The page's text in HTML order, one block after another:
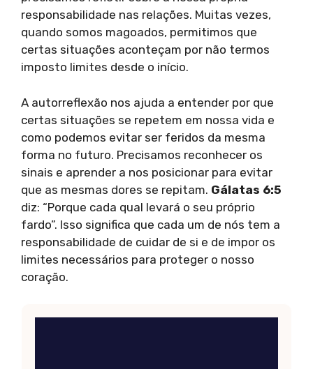
responsabilidade nas relações. Muitas vezes,
quando somos magoados, permitimos que
certas situações aconteçam por não termos
imposto limites desde o início.
A autorreflexão nos ajuda a entender por que
certas situações se repetem em nossa vida e
como podemos evitar ser feridos da mesma
forma no futuro. Precisamos reconhecer os
sinais e aprender a nos posicionar para evitar
que as mesmas dores se repitam. Gálatas 6:5
diz: “Porque cada qual levará o seu próprio
fardo”. Isso significa que cada um de nós tem a
responsabilidade de cuidar de si e de impor os
limites necessários para proteger o nosso
coração.